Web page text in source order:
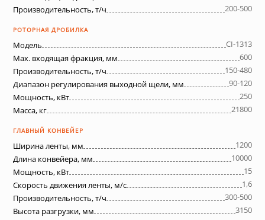
Производительность, т/ч
200-500
РОТОРНАЯ ДРОБИЛКА
Модель
CI-1313
Max. входящая фракция, мм
600
Производительность, т/ч
150-480
Диапазон регулирования выходной щели, мм
90-120
Мощность, кВт
250
Масса, кг
21800
ГЛАВНЫЙ КОНВЕЙЕР
Ширина ленты, мм
1200
Длина конвейера, мм
10000
Мощность, кВт
15
Скорость движения ленты, м/с
1,6
Производительность, т/ч
300-500
Высота разгрузки, мм
3150